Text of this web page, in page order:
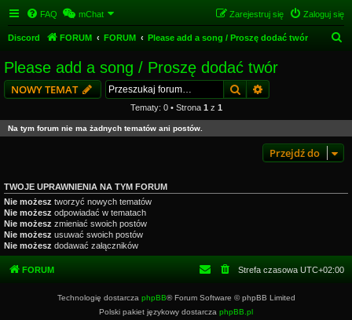
FAQ mChat Zaloguj się
Zarejestruj się
Discord FORUM FORUM Please add a song / Proszę dodać twór
Please add a song / Proszę dodać twór
NOWY TEMAT SzukajWyszukiwanie
Tematy: 0 • Strona 1 z 1
Na tym forum nie ma żadnych tematów ani postów.
Przejdź do
TWOJE UPRAWNIENIA NA TYM FORUM
Nie możesz tworzyć nowych tematów
Nie możesz odpowiadać w tematach
Nie możesz zmieniać swoich postów
Nie możesz usuwać swoich postów
Nie możesz dodawać załączników
FORUM Strefa czasowa UTC+02:00
Technologię dostarcza phpBB® Forum Software © phpBB Limited
Polski pakiet językowy dostarcza phpBB.pl